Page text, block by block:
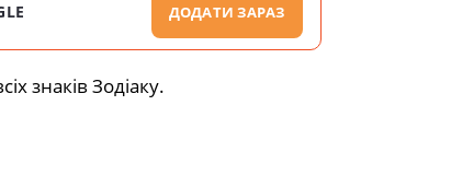
ДОДАТИ ЗАРАЗ
знаків Зодіаку.